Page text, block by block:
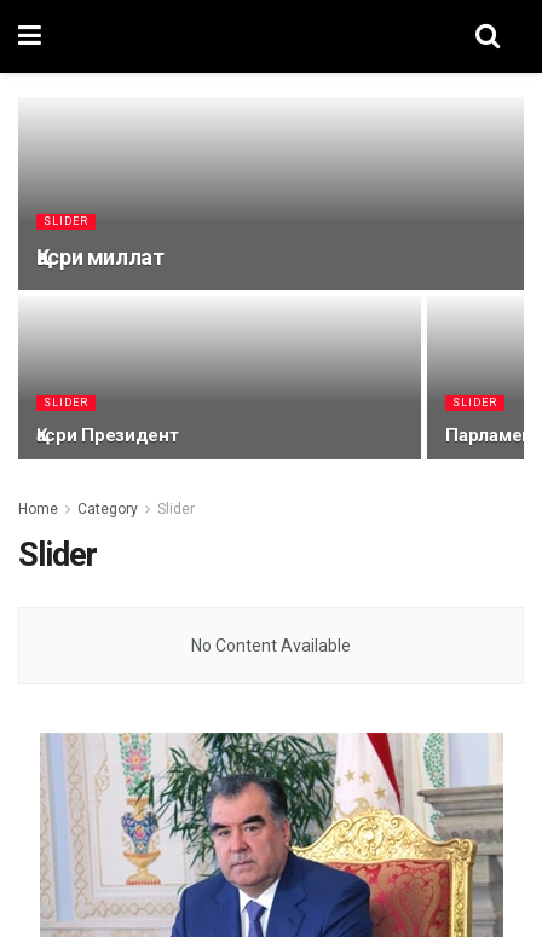
SLIDER
Қасри миллат
SLIDER
Қасри Президент
SLIDER
Home Category Slider
Slider
No Content Available